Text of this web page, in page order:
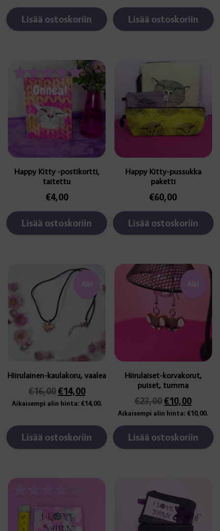
Lisää ostoskoriin Lisää ostoskoriin
Happy Kitty -postikortti,
taitettu
Arvostelu
tuotteesta:
5.00
/ 5
€4,00
Lisää ostoskoriin
Happy Kitty-pussukka
paketti
€60,00
Lisää ostoskoriin
Ale!
Hiirulainen-kaulakoru, vaalea
€16,00Alkuperäinen
hinta
€16,00.
€14,00Nykyinen
hinta
€14,00.
Aikaisempi alin hinta: €14,00.
Lisää ostoskoriin
Ale!
Hiirulaiset-korvakorut,
puiset, tumma
€23,00Alkuperäinen
hinta
oli:
€23,00.
€10,00
hinta
on:
Aikaisempi alin hinta:€10,00.
Lisää ostoskoriin
Arvostelu
tuotteesta: